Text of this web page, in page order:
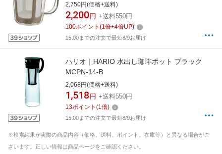
2,750円(価格+送料)
2,200 円 +送料550円
100ポイント (1倍+4倍UP)
15:00までの注文で最短8/9お届け
ハリオ｜HARIO 水出し珈琲ポット ブラック
MCPN-14-B
2,068円(価格+送料)
1,518 円 +送料550円
13ポイント (1倍)
15:00までの注文で最短8/9お届け
※検索結果が実際の商品内容（価格、送料、ポイント、在庫等）と異なる場合がご
ざいます。正しい情報は商品ページをご確認ください。